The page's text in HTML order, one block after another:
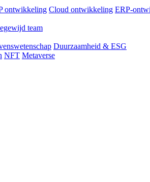
ontwikkeling Cloud ontwikkeling ERP-
team
Duurzaamheid & ESG
NFT Metaverse